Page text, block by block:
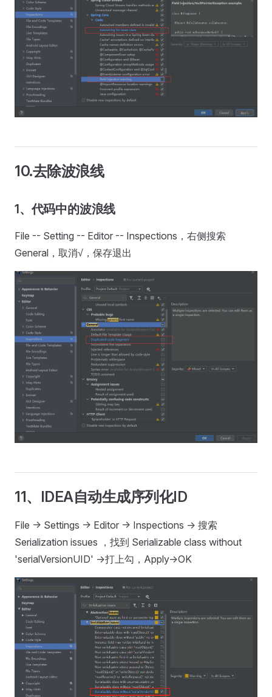
10.去除波浪线
1、代码中的波浪线
File -- Setting -- Editor -- Inspections，右侧搜索
General，取消√，保存退出
11、IDEA自动生成序列化ID
File -> Settings -> Editor -> Inspections -> 搜索
Serialization issues ，找到 Serializable class without
'serialVersionUID' ->打上勾，Apply->OK